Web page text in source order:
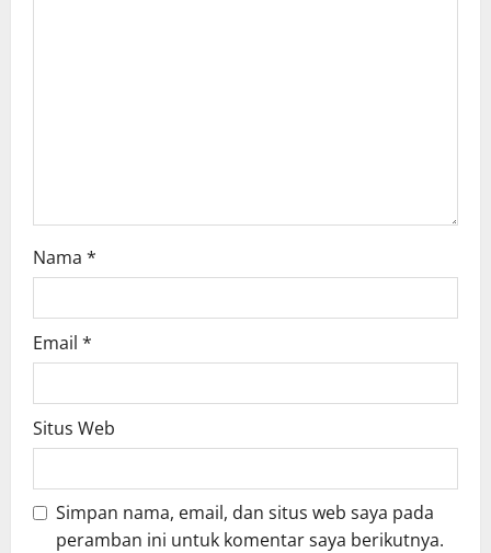
Nama *
Email *
Situs Web
Simpan nama, email, dan situs web saya pada
peramban ini untuk komentar saya berikutnya.